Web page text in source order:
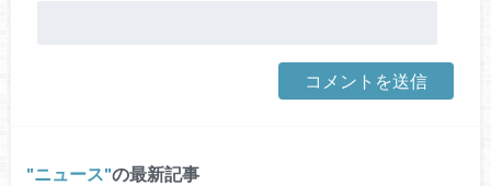
ニュース の最新記事